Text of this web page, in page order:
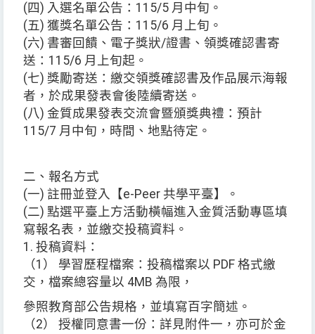
(四) 入選名單公告：115/5 月中旬。
(五) 獲獎名單公告：115/6 月上旬。
(六) 書審回饋、電子獎狀/證書、領獎確認書寄
送：115/6 月上旬起。
(七) 獎勵寄送：繳交領獎確認書及作品展示海報
者，於成果發表會後陸續寄送。
(八) 金質成果發表交流會暨頒獎典禮：預計
115/7 月中旬，時間、地點待定。
二、報名方式
(一) 註冊並登入【e-Peer 共學平臺】。
(二) 點選平臺上方活動橫幅進入金質活動專區填
寫報名表，並繳交投稿資料。
1. 投稿資料：
（1） 學習歷程檔案：投稿檔案以 PDF 格式繳
交，檔案總容量以 4MB 為限，
參照教育部公告規格，並填寫百字簡述。
（2） 授權同意書一份：詳見附件一，亦可於金